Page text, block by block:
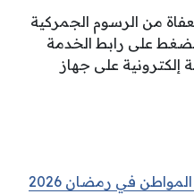
من الرسوم الجمركية
على رابط الخدمة
على جهاز
في رمضان 2026